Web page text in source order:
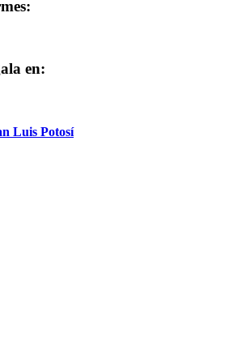
en:
Luis Potosí